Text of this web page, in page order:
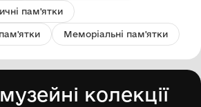
пам'ятки
Меморіальні пам'ятки
колекції